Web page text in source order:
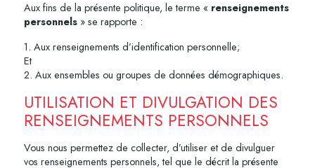
Aux fins de la présente politique, le terme « renseignements
personnels» se rapporte :
1. Aux renseignements d’identification personnelle;
Et
2. Aux ensembles ou groupes de données démographiques.
UTILISATION ET DIVULGATION DES
RENSEIGNEMENTS PERSONNELS
Vous nous permettez de collecter, d’utiliser et de divulguer
vos renseignements personnels, tel que le décrit la présente